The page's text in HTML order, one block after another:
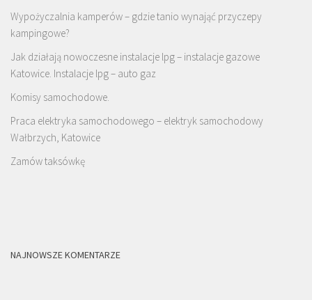
Wypożyczalnia kamperów – gdzie tanio wynająć przyczepy
kampingowe?
Jak działają nowoczesne instalacje lpg – instalacje gazowe
Katowice. Instalacje lpg – auto gaz
Komisy samochodowe.
Praca elektryka samochodowego – elektryk samochodowy
Wałbrzych, Katowice
Zamów taksówkę
NAJNOWSZE KOMENTARZE